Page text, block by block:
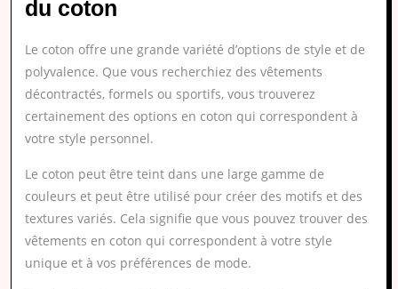
du coton
Le coton offre une grande variété d’options de style et de
polyvalence. Que vous recherchiez des vêtements
décontractés, formels ou sportifs, vous trouverez
certainement des options en coton qui correspondent à
votre style personnel.
Le coton peut être teint dans une large gamme de
couleurs et peut être utilisé pour créer des motifs et des
textures variés. Cela signifie que vous pouvez trouver des
vêtements en coton qui correspondent à votre style
unique et à vos préférences de mode.